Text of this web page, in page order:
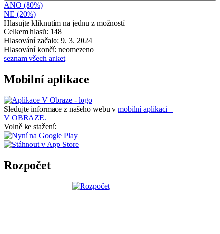
ANO (80%)
NE (20%)
Hlasujte kliknutím na jednu z možností
Celkem hlasů: 148
Hlasování začalo: 9. 3. 2024
Hlasování končí: neomezeno
seznam všech anket
Mobilní aplikace
Sledujte informace z našeho webu v mobilní aplikaci –
V OBRAZE.
Volně ke stažení:
Rozpočet